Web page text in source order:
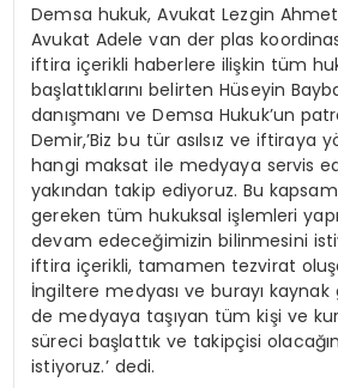
Demsa hukuk, Avukat Lezgin
Avukat Adele van der plas
iftira içerikli haberlere ilişkin tüm
başlattıklarını belirten Hüseyin
danışmanı ve Demsa Hukuk’un
Demir,’Biz bu tür asılsız ve iftiraya
hangi maksat ile medyaya servis
yakından takip ediyoruz. Bu
gereken tüm hukuksal işlemleri
devam edeceğimizin bilinmesini
iftira içerikli, tamamen tezvirat
İngiltere medyası ve burayı
de medyaya taşıyan tüm kişi ve
süreci başlattık ve takipçisi
istiyoruz.’ dedi.